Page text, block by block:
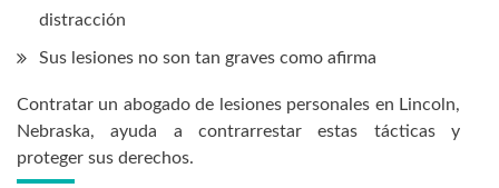
distracción
Sus lesiones no son tan graves como afirma
Contratar un abogado de lesiones personales en Lincoln,
Nebraska, ayuda a contrarrestar estas tácticas y
proteger sus derechos.